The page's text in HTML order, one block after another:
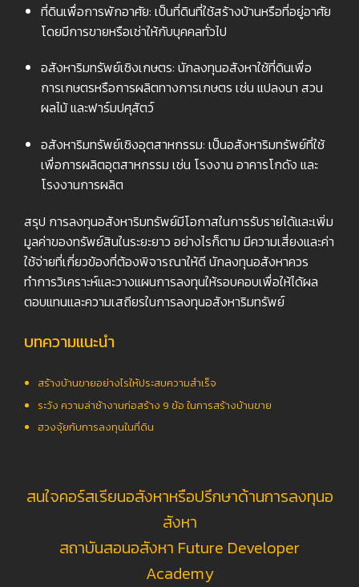
ที่ดินเพื่อการพักอาศัย: เป็นที่ดินที่ใช้สร้างบ้านหรือที่อยู่อาศัย
โดยมีการขายหรือเช่าให้กับบุคคลทั่วไป
อสังหาริมทรัพย์เชิงเกษตร: นักลงทุนอสังหาใช้ที่ดินเพื่อ
การเกษตรหรือการผลิตทางการเกษตร เช่น แปลงนา สวน
ผลไม้ และฟาร์มปศุสัตว์
อสังหาริมทรัพย์เชิงอุตสาหกรรม: เป็นอสังหาริมทรัพย์ที่ใช้
เพื่อการผลิตอุตสาหกรรม เช่น โรงงาน อาคารโกดัง และ
โรงงานการผลิต
สรุป การลงทุนอสังหาริมทรัพย์มีโอกาสในการรับรายได้และเพิ่ม
มูลค่าของทรัพย์สินในระยะยาว อย่างไรก็ตาม มีความเสี่ยงและค่า
ใช้จ่ายที่เกี่ยวข้องที่ต้องพิจารณาให้ดี นักลงทุนอสังหาควร
ทำการวิเคราะห์และวางแผนการลงทุนให้รอบคอบเพื่อให้ได้ผล
ตอบแทนและความเสถียรในการลงทุนอสังหาริมทรัพย์
บทความแนะนำ
สร้างบ้านขายอย่างไรให้ประสบความสำเร็จ
ระวัง ความล่าช้างานก่อสร้าง 9 ข้อ ในการสร้างบ้านขาย
ฮวงจุ้ยกับการลงทุนในที่ดิน
สนใจคอร์สเรียนอสังหาหรือปรึกษาด้านการลงทุนอ
สังหา
สถาบันสอนอสังหา Future Developer
Academy